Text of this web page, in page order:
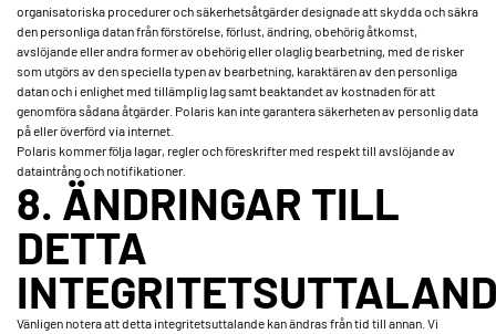
organisatoriska procedurer och säkerhetsåtgärder designade att skydda och säkra
den personliga datan från förstörelse, förlust, ändring, obehörig åtkomst,
avslöjande eller andra former av obehörig eller olaglig bearbetning, med de risker
som utgörs av den speciella typen av bearbetning, karaktären av den personliga
datan och i enlighet med tillämplig lag samt beaktandet av kostnaden för att
genomföra sådana åtgärder. Polaris kan inte garantera säkerheten av personlig data
på eller överförd via internet.
Polaris kommer följa lagar, regler och föreskrifter med respekt till avslöjande av
dataintrång och notifikationer.
8. ÄNDRINGAR TILL
DETTA
Vänligen notera att detta integritetsuttalande kan ändras från tid till annan. Vi